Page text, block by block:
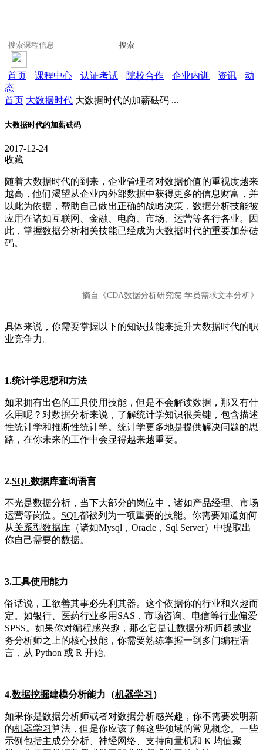
搜索
首页 课程中心 认证考试 院校合作 企业内训 资讯
动
态
首页 大数据时代 大数据时代的加薪砝码 ...
大数据时代的加薪砝码
2017-12-24
收藏
随着大数据时代的到来，企业管理者对数据价值的重视度越来
越高，他们渴望从企业内外部数据中获得更多的信息财富，并
以此为依据，帮助自己做出正确的战略决策，数据分析技能被
应用在诸如互联网、金融、电商、市场、运营等各行各业。因
此，掌握数据分析相关技能已经成为大数据时代的重要加薪砝
码。
-摘自《CDA数据分析研究院-学员需求文本分析》
具体来说，你需要掌握以下的知识技能来提升大数据时代的职
业竞争力。
1.统计学思想和方法
如果拥有出色的工具使用技能，但是不会解读数据，那又有什
么用呢？对数据分析来说，了解统计学知识很关键，包含描述
性统计学和推断性统计学。统计学更多地是提供解决问题的思
路，在你未来的工作中会显得越来越重要。
2.SQL数据库查询语言
不光是数据分析，当下大部分的岗位中，诸如产品经理、市场
运营等岗位。 SQL都被列为一项重要的技能。你需要知道如何
从关系型数据库 （诸如Mysql，Oracle，Sql Server）中提取出
你自己需要的数据。
3.工具使用能力
俗话说，工欲善其事必先利其器。这个依据你的行业和兴趣而
定。如银行、医药行业多用SAS，市场咨询、电信等行业偏爱
SPSS。如果你对编程感兴趣，那么它是让数据分析师超越业
务分析师之上的核心技能，你需要熟练掌握一到多门编程语
言，从 Python 或 R 开始。
4.数据挖掘建模分析能力（机器学习 ）
如果你是数据分析师或者对数据分析感兴趣，你不需要发明新
的机器学习算法，但是你应该了解这些领域的常见概念。一些
示例包括主成分分析、 神经网络 支持向量机和 K 均值聚